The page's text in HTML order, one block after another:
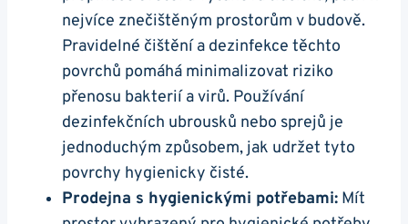
nejvíce znečištěným prostorům v budově.
Pravidelné čištění a dezinfekce těchto
povrchů pomáhá minimalizovat riziko
přenosu bakterií a virů. ⁤Používání
dezinfekčních ubrousků nebo sprejů je
jednoduchým způsobem, jak udržet‍ tyto
povrchy hygienicky čisté.
Prodejna s hygienickými potřebami: Mít